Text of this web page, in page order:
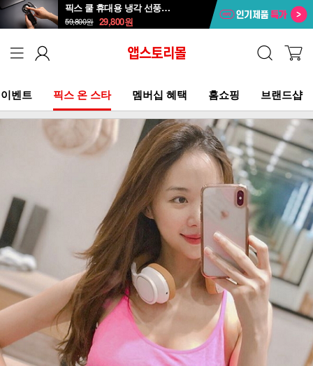
픽스 쿨 휴대용 냉각 선풍기 XPF-502
59,800원 29,800원
이벤트 픽스 온 스타 멤버십 혜택 홈쇼핑 브랜드샵